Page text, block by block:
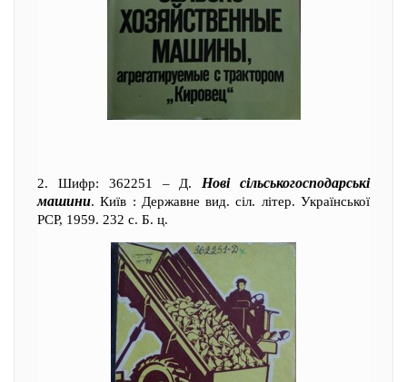
2. Шифр: 362251 – Д. Нові сільськогосподарські
машини. Київ : Державне вид. сіл. літер. Української
РСР, 1959. 232 с. Б. ц.